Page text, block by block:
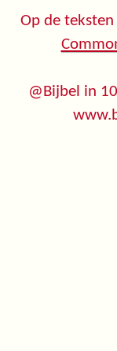
Op de teksten
@Bijbel in